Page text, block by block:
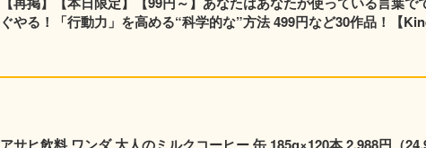
ぐやる！「行動力」を高める“科学的な”方法 499円など30作品！【
アサヒ飲料 ワンダ 大人のミルクコーヒー 缶 185g×120本 2,988円（